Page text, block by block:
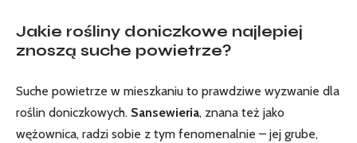
Jakie rośliny doniczkowe najlepiej
znoszą suche powietrze?
Suche​ powietrze⁢ w mieszkaniu to prawdziwe wyzwanie ​dla
roślin doniczkowych.⁣ Sansewieria, znana też ‍jako
wężownica,⁣ radzi sobie z tym fenomenalnie – jej ⁤grube,